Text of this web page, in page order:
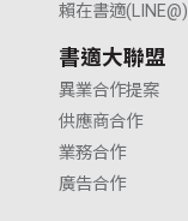
賴在書適(LINE@)
書適大聯盟
異業合作提案
供應商合作
業務合作
廣告合作